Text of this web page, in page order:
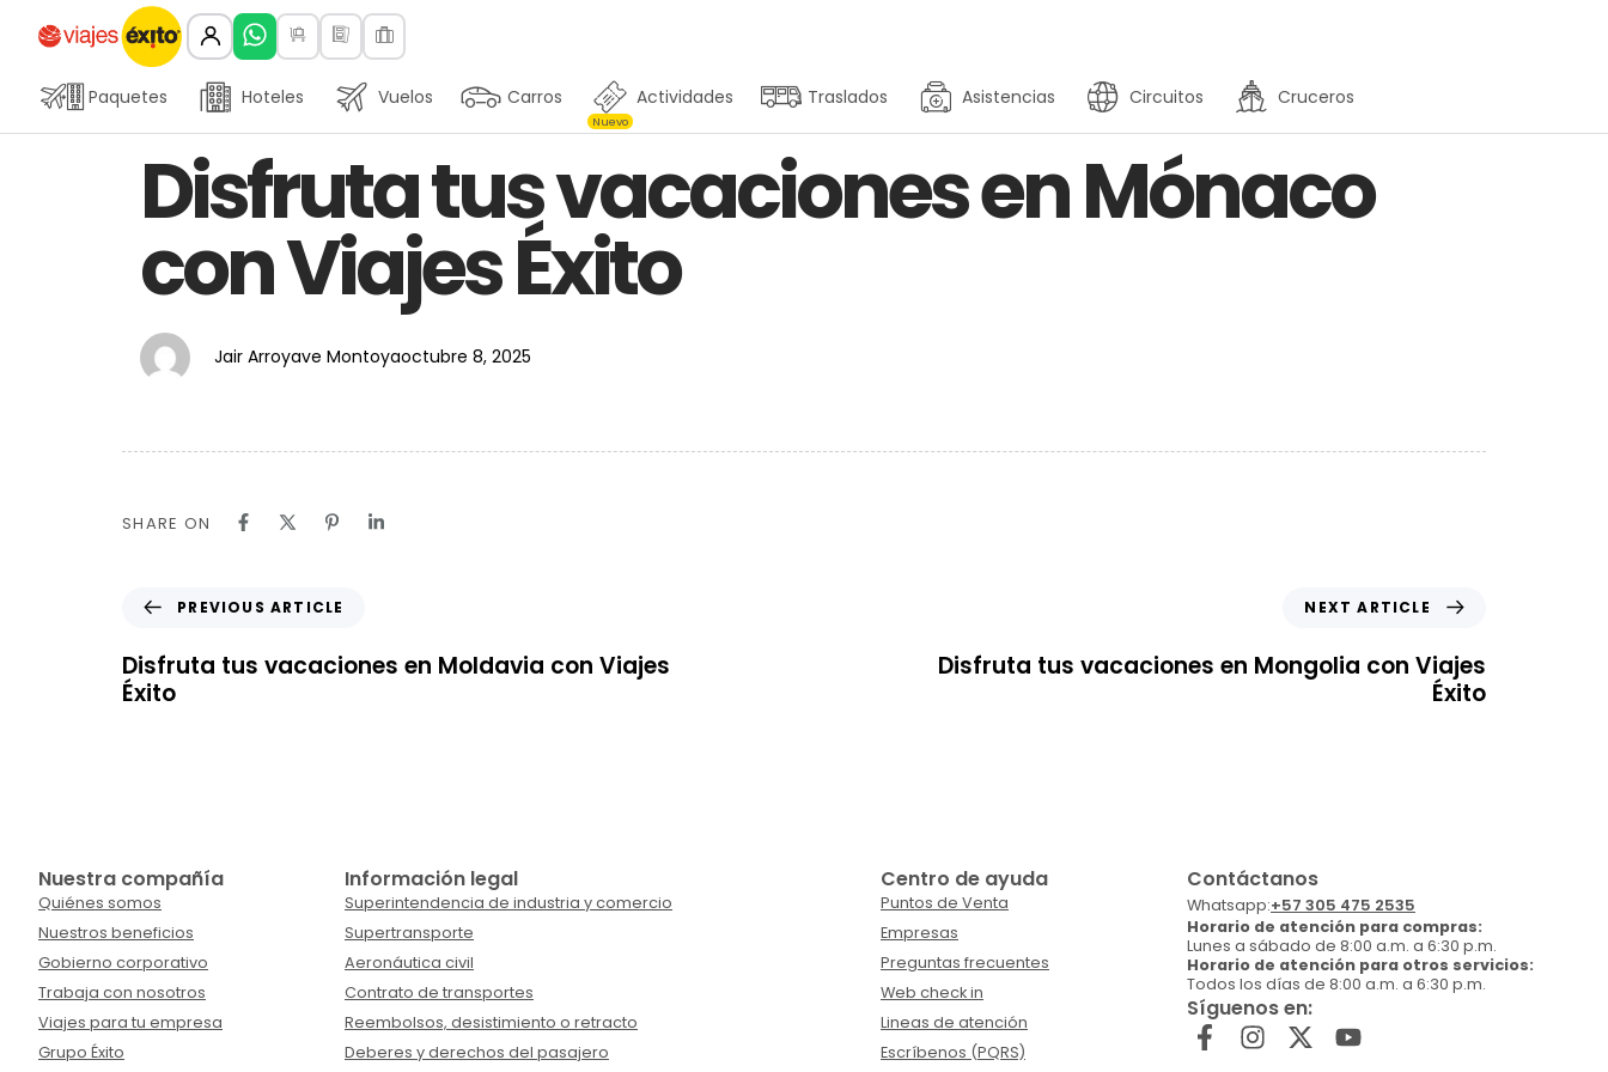
Paquetes Hoteles Vuelos Carros Actividades
Nuevo
Traslados Asistencias Circuitos Cruceros
IN:
Disfruta tus vacaciones en Mónaco
con Viajes Éxito
Jair Arroyave Montoya
on:
octubre 8, 2025
SHARE ON
PREVIOUS ARTICLE
Disfruta tus vacaciones en Moldavia con Viajes
Éxito
NEXT ARTICLE
Disfruta tus vacaciones en Mongolia con Viajes
Éxito
Nuestra compañía
Quiénes somos
Nuestros beneficios
Gobierno corporativo
Trabaja con nosotros
Viajes para tu empresa
Grupo Éxito
Información legal
Superintendencia de industria y comercio
Supertransporte
Aeronáutica civil
Contrato de transportes
Reembolsos, desistimiento o retracto
Deberes y derechos del pasajero
Centro de ayuda
Puntos de Venta
Empresas
Preguntas frecuentes
Web check in
Lineas de atención
Escríbenos (PQRS)
Contáctanos
Whatsapp:+57 305 475 2535
Horario de atención para compras:
Lunes a sábado de 8:00 a.m. a 6:30 p.m.
Horario de atención para otros servicios:
Todos los días de 8:00 a.m. a 6:30 p.m.
Síguenos en: